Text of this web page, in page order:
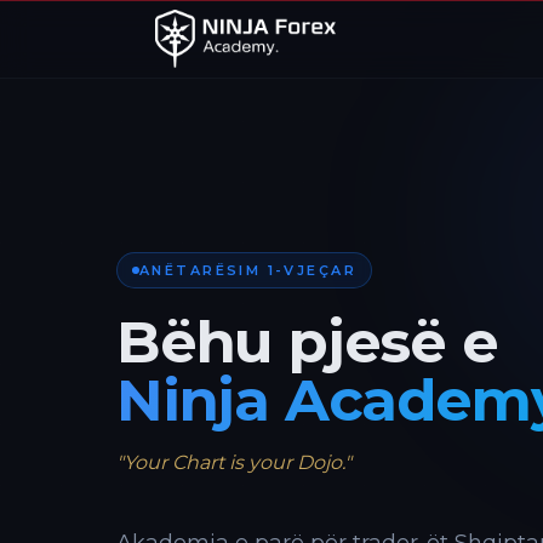
ANËTARËSIM 1-VJEÇAR
Bëhu pjesë e
Ninja
"Your Chart is your Dojo."